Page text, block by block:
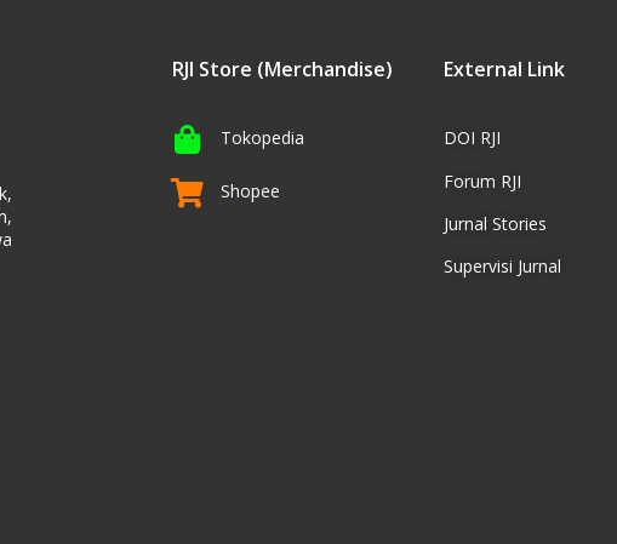
RJI Store (Merchandise)
Tokopedia
Shopee
External Link
DOI RJI
Forum RJI
Jurnal Stories
Supervisi Jurnal